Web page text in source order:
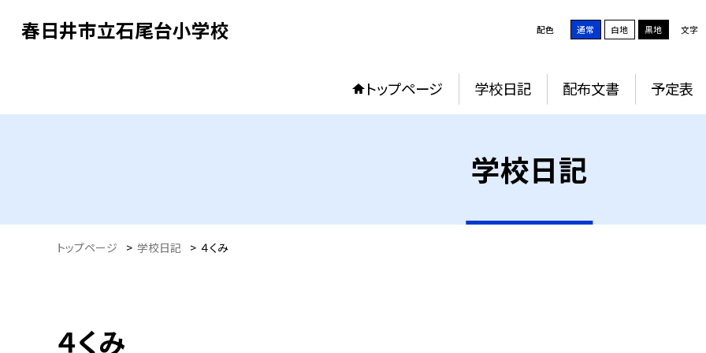
春日井市立石尾台小学校 配色 通常 白地 黒地 文字
トップページ 学校日記 配布文書 予定表
学校日記
トップページ > 学校日記 > ４くみ
４くみ